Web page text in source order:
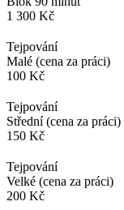
1 300 Kč
Tejpování
Malé (cena za práci)
100 Kč
Tejpování
Střední (cena za práci)
150 Kč
Tejpování
Velké (cena za práci)
200 Kč